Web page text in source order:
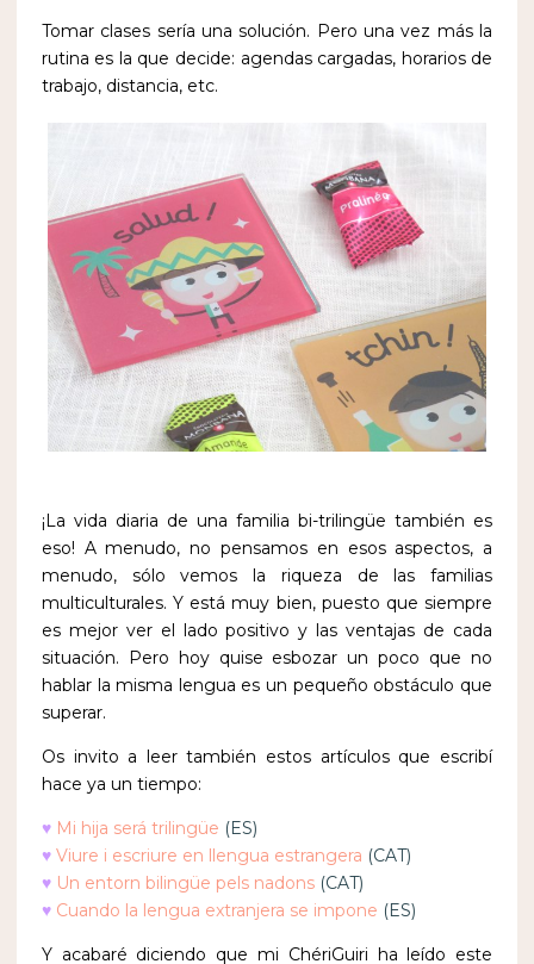
Tomar clases sería una solución. Pero una vez más la
rutina es la que decide: agendas cargadas, horarios de
trabajo, distancia, etc.
¡La vida diaria de una familia bi-trilingüe también es
eso! A menudo, no pensamos en esos aspectos, a
menudo, sólo vemos la riqueza de las familias
multiculturales. Y está muy bien, puesto que siempre
es mejor ver el lado positivo y las ventajas de cada
situación. Pero hoy quise esbozar un poco que no
hablar la misma lengua es un pequeño obstáculo que
superar.
Os invito a leer también estos artículos que escribí
hace ya un tiempo:
♥ Mi hija será trilingüe (ES)
♥ Viure i escriure en llengua estrangera (CAT)
♥ Un entorn bilingüe pels nadons(CAT)
♥ Cuando la lengua extranjera se impone (ES)
Y acabaré diciendo que mi ChériGuiri ha leído este